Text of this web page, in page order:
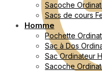
Sacoche
Sacs de cours
Homme
Pochette
Sac à Dos
Sac Ordinateur
Sacoche